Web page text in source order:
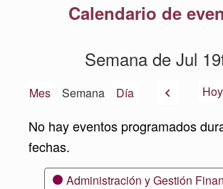
Calendario de
Semana de Jul
Mes Semana Día AnteriorHoy
No hay eventos programados
fechas.
CategoríasAdministración y Gestión